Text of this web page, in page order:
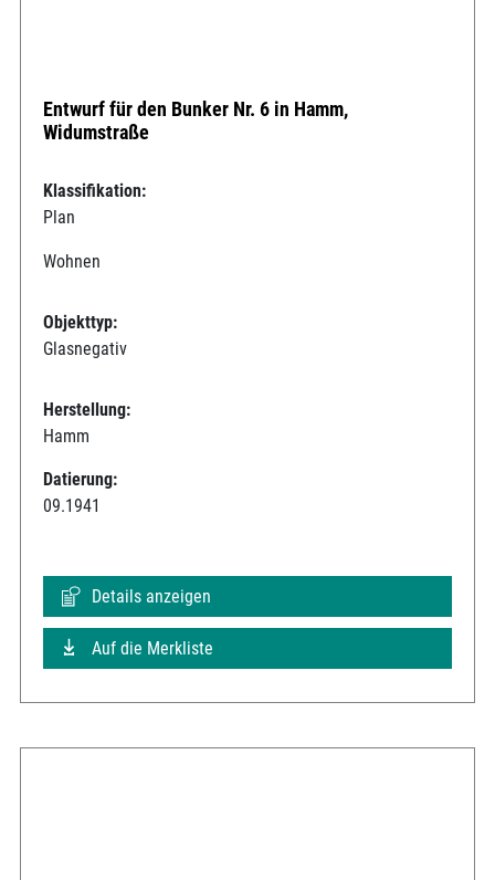
Entwurf für den Bunker Nr. 6 in Hamm,
Widumstraße
Klassifikation:
Plan
Wohnen
Objekttyp:
Glasnegativ
Herstellung:
Hamm
Datierung:
09.1941
Details anzeigen
Auf die Merkliste